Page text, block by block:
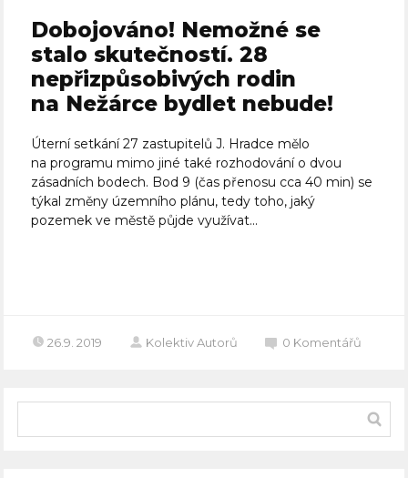
Dobojováno! Nemožné se
stalo skutečností. 28
nepřizpůsobivých rodin
na Nežárce bydlet nebude!
Úterní setkání 27 zastupitelů J. Hradce mělo
na programu mimo jiné také rozhodování o dvou
zásadních bodech. Bod 9 (čas přenosu cca 40 min) se
týkal změny územního plánu, tedy toho, jaký
pozemek ve městě půjde využívat...
26.9. 2019 Kolektiv Autorů 0 Komentářů